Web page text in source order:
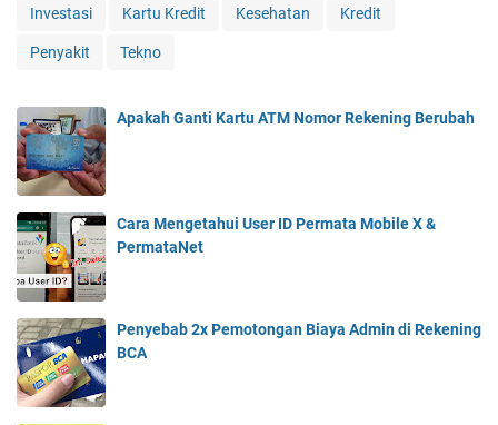
Investasi Kartu Kredit Kesehatan Kredit
Penyakit Tekno
Apakah Ganti Kartu ATM Nomor Rekening Berubah
Cara Mengetahui User ID Permata Mobile X &
PermataNet
Penyebab 2x Pemotongan Biaya Admin di Rekening
BCA